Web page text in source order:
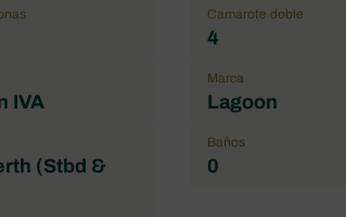
Camarote doble
4
IVA
Marca
Lagoon
(Stbd &
Baños
0